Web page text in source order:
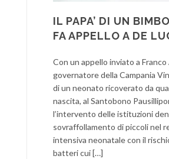
IL PAPA’ DI UN
FA APPELLO A DE
Con un appello inviato a
governatore della Campania
di un neonato ricoverato da
nascita, al Santobono
l’intervento delle istituzioni
sovraffollamento di piccoli nel
intensiva neonatale con il
batteri cui […]